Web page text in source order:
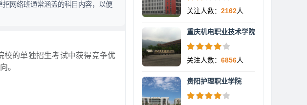
网络班通常涵盖的科目内容，以便
校的单独招生考试中获得竞争优
。
关注人数： 2162人
重庆机电职业技术学院
关注人数： 6856人
贵阳护理职业学院